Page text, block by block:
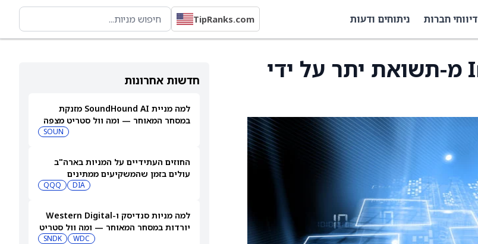
דיווחי חברות ניתוחים ודעות TipRanks.com
חדשות אחרונות
למה מניית SoundHound AI מזנקת
במסחר המאוחר — ומה וול סטריט מצפה
SOUN
החוזים העתידיים על המניות בארה"ב
עולים בזמן שהמשקיעים ממתינים
DIA
QQQ
למה מניות סנדיסק ו-Western Digital
יורדות במסחר המאוחר — ומה וול סטריט
WDC
SNDK
וורקדיי הורדה לדירוג In Line מ-תשואת יתר על ידי